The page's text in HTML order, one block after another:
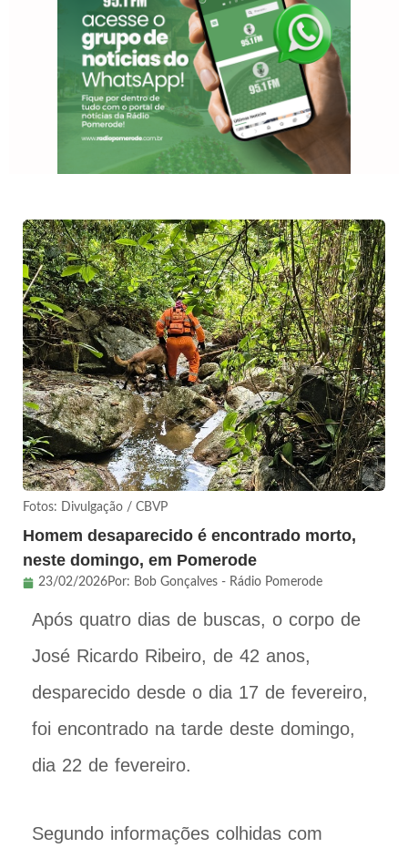
Fotos: Divulgação / CBVP
Homem desaparecido é encontrado morto,
neste domingo, em Pomerode
23/02/2026Por: Bob Gonçalves - Rádio Pomerode
Após quatro dias de buscas, o corpo de
José Ricardo Ribeiro, de 42 anos,
desparecido desde o dia 17 de fevereiro,
foi encontrado na tarde deste domingo,
dia 22 de fevereiro.
Segundo informações colhidas com